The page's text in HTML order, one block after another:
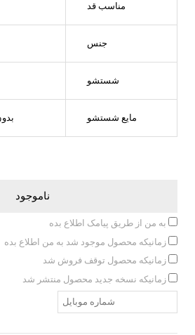
مناسب قد
جنس
شستشو
مایع شستشو
ناموجود
به من از طریق پیامک اطلاع بده
زمانیکه محصول موجود شد به من اطلاع بده
زمانیکه محصول توقف فروش شد
زمانیکه نسخه جدید محصول منتشر شد